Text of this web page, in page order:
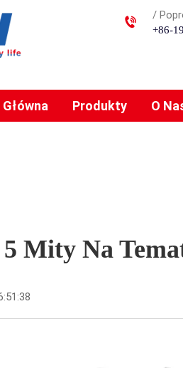
/
+86-
Produkty O
5 Mity Na